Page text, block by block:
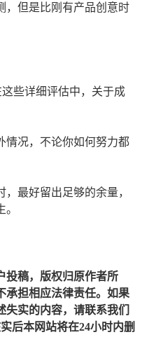
，但是比刚有产品创意时
些详细评估中，关于成
情况，不论你如何努力都
最好留出足够的余量，
投稿，版权归原作者所
承担相应法律责任。如果
实的内容，请联系我们
后本网站将在24小时内删